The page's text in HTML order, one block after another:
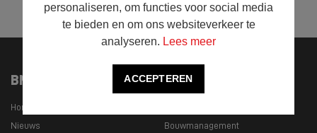
personaliseren, om functies voor social media
te bieden en om ons websiteverkeer te
analyseren. Lees meer
ACCEPTEREN
BMNED
Home
Nieuws
Onze specialisaties
Bouwmanagement